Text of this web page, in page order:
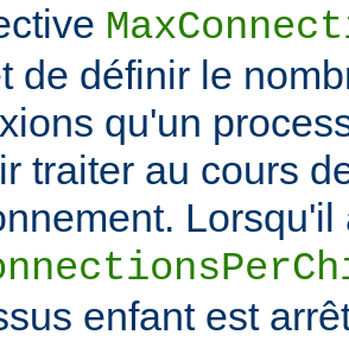
de définir le
qu'un
traiter au cours
Lorsqu'il
enfant est